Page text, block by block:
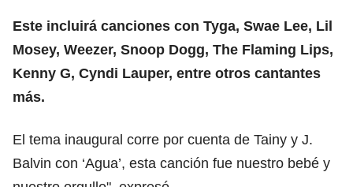
Este incluirá canciones con Tyga, Swae Lee, Lil
Mosey, Weezer, Snoop Dogg, The Flaming Lips,
Kenny G, Cyndi Lauper, entre otros cantantes
más.
El tema inaugural corre por cuenta de Tainy y J.
Balvin con ‘Agua’, esta canción fue nuestro bebé y